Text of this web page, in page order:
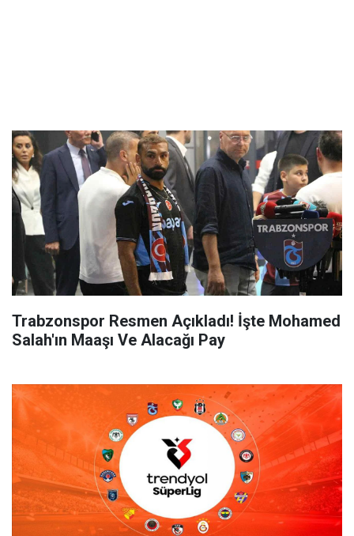
Trabzonspor Resmen Açıkladı! İşte Mohamed
Salah'ın Maaşı Ve Alacağı Pay